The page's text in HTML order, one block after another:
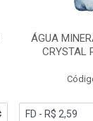
ÁGUA
CRYSTAL